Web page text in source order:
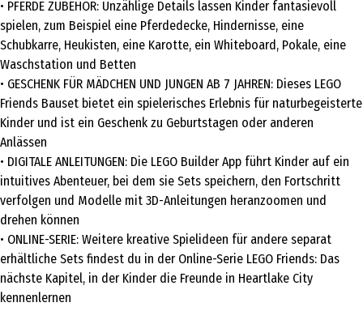
• PFERDE ZUBEHÖR: Unzählige Details lassen Kinder fantasievoll
spielen, zum Beispiel eine Pferdedecke, Hindernisse, eine
Schubkarre, Heukisten, eine Karotte, ein Whiteboard, Pokale, eine
Waschstation und Betten
• GESCHENK FÜR MÄDCHEN UND JUNGEN AB 7 JAHREN: Dieses LEGO
Friends Bauset bietet ein spielerisches Erlebnis für naturbegeisterte
Kinder und ist ein Geschenk zu Geburtstagen oder anderen
Anlässen
• DIGITALE ANLEITUNGEN: Die LEGO Builder App führt Kinder auf ein
intuitives Abenteuer, bei dem sie Sets speichern, den Fortschritt
verfolgen und Modelle mit 3D-Anleitungen heranzoomen und
drehen können
• ONLINE-SERIE: Weitere kreative Spielideen für andere separat
erhältliche Sets findest du in der Online-Serie LEGO Friends: Das
nächste Kapitel, in der Kinder die Freunde in Heartlake City
kennenlernen